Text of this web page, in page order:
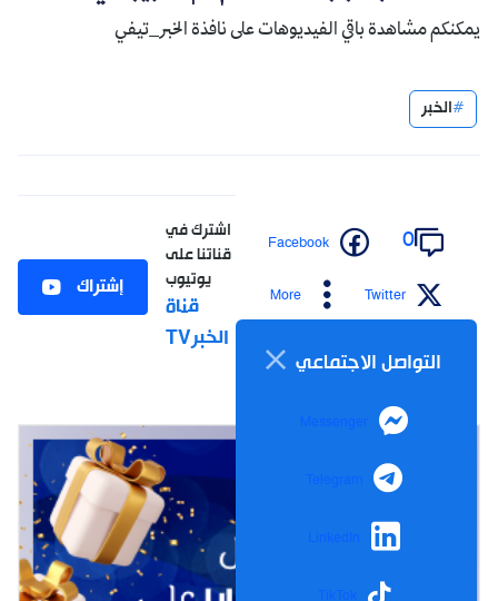
يمكنكم مشاهدة باقي الفيديوهات على نافذة الخبر_تيفي
الخبر
0
Facebook
Twitter
More
التواصل الاجتماعي
Messenger
Telegram
LinkedIn
اشترك في
قناتنا على
يوتيوب
قناة
الخبرTV
إشتراك